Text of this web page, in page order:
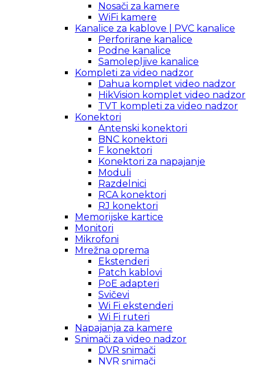
Nosači za kamere
WiFi kamere
Kanalice za kablove | PVC kanalice
Perforirane kanalice
Podne kanalice
Samolepljive kanalice
Kompleti za video nadzor
Dahua komplet video nadzor
HikVision komplet video nadzor
TVT kompleti za video nadzor
Konektori
Antenski konektori
BNC konektori
F konektori
Konektori za napajanje
Moduli
Razdelnici
RCA konektori
RJ konektori
Memorijske kartice
Monitori
Mikrofoni
Mrežna oprema
Ekstenderi
Patch kablovi
PoE adapteri
Svičevi
Wi Fi ekstenderi
Wi Fi ruteri
Napajanja za kamere
Snimači za video nadzor
DVR snimači
NVR snimači